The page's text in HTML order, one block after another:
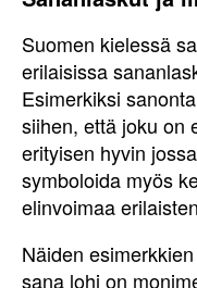
Suomen kielessä
erilaisissa
Esimerkiksi
siihen, että joku on
erityisen hyvin
symboloida myös
elinvoimaa
Näiden
sana lohi on